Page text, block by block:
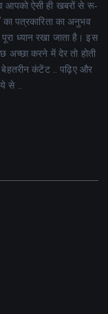
आपको ऐसी ही खबरों से रू-
पत्रकारिता का अनुभव
ध्यान रखा जाता है। इस
अच्छा करने में देर तो होती
कंटेंट .. पढ़िए और
से ..